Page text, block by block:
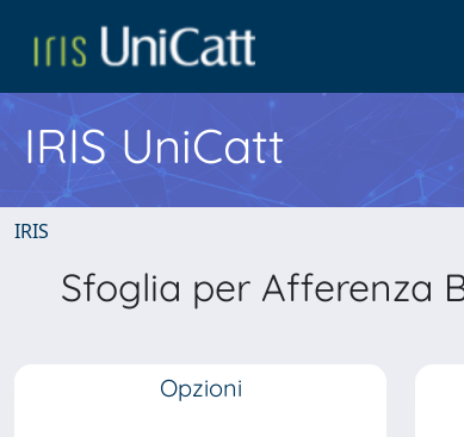
IRIS UniCatt
IRIS
Sfoglia per Afferenza
Opzioni